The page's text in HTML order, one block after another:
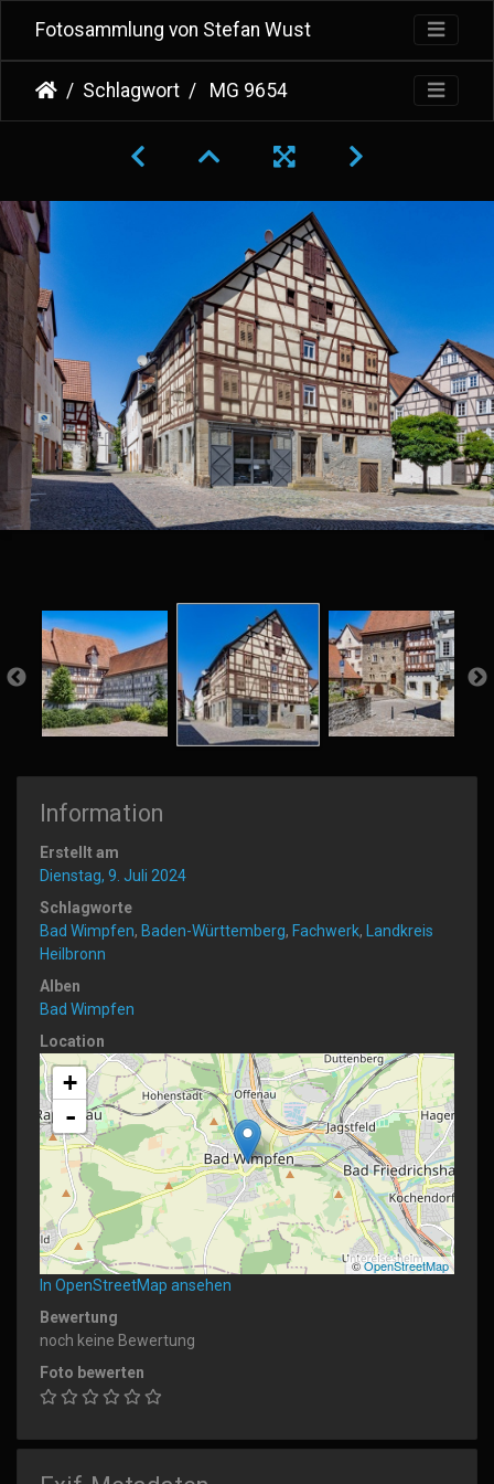
Fotosammlung von Stefan Wust
Schlagwort MG 9654
Information
Erstellt am
Dienstag, 9. Juli 2024
Schlagworte
Bad Wimpfen, Baden-Württemberg, Fachwerk,
Landkreis
Heilbronn
Alben
Bad Wimpfen
Location
+
-
©OpenStreetMap
In OpenStreetMap ansehen
Bewertung
noch keine Bewertung
Foto bewerten